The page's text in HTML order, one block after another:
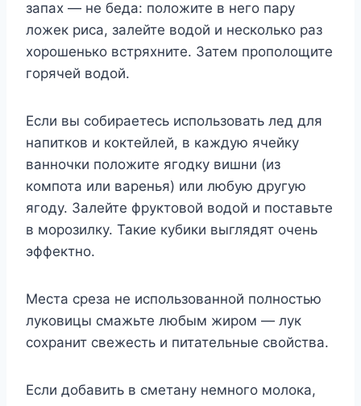
запах — не беда: положите в него пару
ложек риса, залейте водой и несколько раз
хорошенько встряхните. Затем прополощите
горячей водой.
Если вы собираетесь использовать лед для
напитков и коктейлей, в каждую ячейку
ванночки положите ягодку вишни (из
компота или варенья) или любую другую
ягоду. Залейте фруктовой водой и поставьте
в морозилку. Такие кубики выглядят очень
эффектно.
Места среза не использованной полностью
луковицы смажьте любым жиром — лук
сохранит свежесть и питательные свойства.
Если добавить в сметану немного молока,